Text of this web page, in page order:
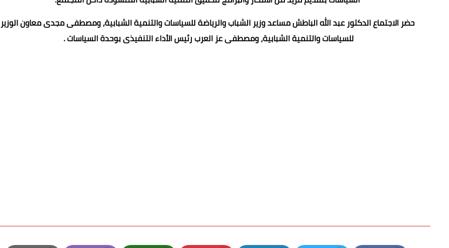
حضر الاجتماع الدكتور عبد الله الباطش مساعد وزير الشباب والرياضة للسياسات والتنمية الشبابية، ومصطفى مجدى معاون الوزير
للسياسات والتنمية الشبابية، ومصطفى عز العرب رئيس الأداء التنفيذى بوحدة السياسات .